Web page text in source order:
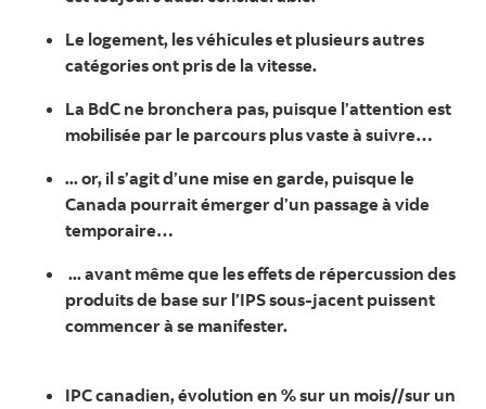
Le logement, les véhicules et plusieurs autres
catégories ont pris de la vitesse.
La BdC ne bronchera pas, puisque l’attention est
mobilisée par le parcours plus vaste à suivre…
... or, il s’agit d’une mise en garde, puisque le
Canada pourrait émerger d’un passage à vide
temporaire…
... avant même que les effets de répercussion des
produits de base sur l’IPS sous-jacent puissent
commencer à se manifester.
IPC canadien, évolution en % sur un mois//sur un